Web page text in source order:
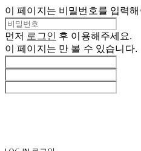
이 페이지는 비밀번호를 입력
먼저 로그인 후 이용해주세요.
이 페이지는 만 볼 수 있습니다.